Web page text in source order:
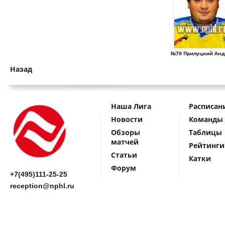
№79 Прилуцкий
Назад
+7(495)111-25-25
reception@nphl.ru
Наша Лига
Новости
Обзоры
матчей
Статьи
Форум
Команды
Таблицы
Рейтинги
Катки